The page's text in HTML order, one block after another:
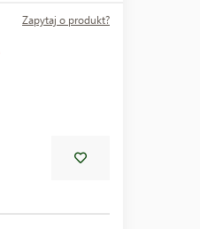
Zapytaj o produkt?